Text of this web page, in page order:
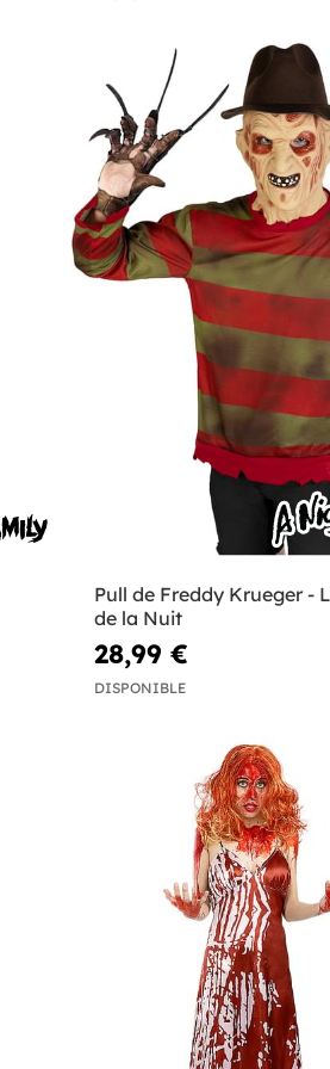
Pull de Freddy Krueger -
de la Nuit
28,99 €
DISPONIBLE